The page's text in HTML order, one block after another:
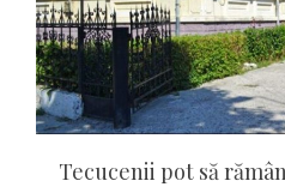
Tecucenii pot să